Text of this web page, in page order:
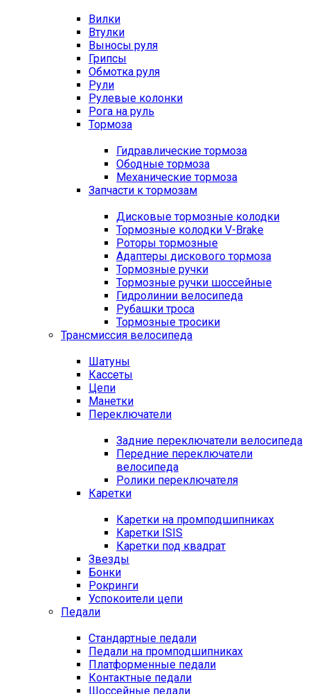
Вилки
Втулки
Выносы руля
Грипсы
Обмотка руля
Рули
Рулевые колонки
Рога на руль
Тормоза
Гидравлические тормоза
Ободные тормоза
Механические тормоза
Запчасти к тормозам
Дисковые тормозные колодки
Тормозные колодки V-Brake
Роторы тормозные
Адаптеры дискового тормоза
Тормозные ручки
Тормозные ручки шоссейные
Гидролинии велосипеда
Рубашки троса
Тормозные тросики
Трансмиссия велосипеда
Шатуны
Кассеты
Цепи
Манетки
Переключатели
Задние переключатели велосипеда
Передние переключатели
велосипеда
Ролики переключателя
Каретки
Каретки на промподшипниках
Каретки ISIS
Каретки под квадрат
Звезды
Бонки
Рокринги
Успокоители цепи
Педали
Стандартные педали
Педали на промподшипниках
Платформенные педали
Контактные педали
Шоссейные педали